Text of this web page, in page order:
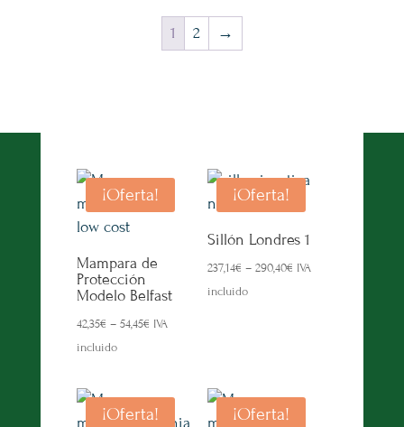
163,35€.
1 2 →
¡Oferta!
Mampara de
Protección
Modelo Belfast
42,35€ – 54,45€ IVA
incluido
¡Oferta!
Sillón Londres 1
237,14€ – 290,40€ IVA
incluido
¡Oferta! ¡Oferta!